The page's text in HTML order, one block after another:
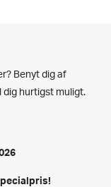
Benyt dig af
dig hurtigst muligt.